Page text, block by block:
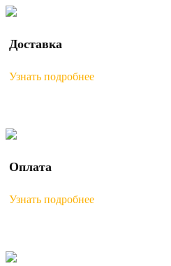
Доставка
Узнать подробнее
Оплата
Узнать подробнее